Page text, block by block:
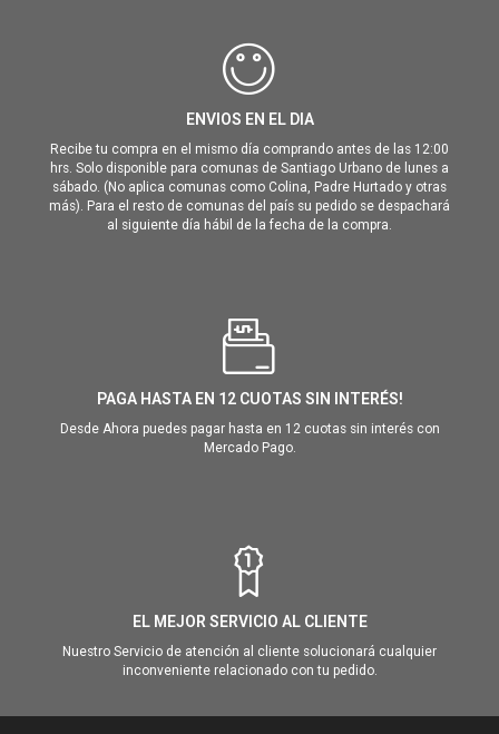
ENVIOS EN EL DIA
Recibe tu compra en el mismo día comprando antes de las 12:00
hrs. Solo disponible para comunas de Santiago Urbano de lunes a
sábado. (No aplica comunas como Colina, Padre Hurtado y otras
más). Para el resto de comunas del país su pedido se despachará
al siguiente día hábil de la fecha de la compra.
PAGA HASTA EN 12 CUOTAS SIN INTERÉS!
Desde Ahora puedes pagar hasta en 12 cuotas sin interés con
Mercado Pago.
EL MEJOR SERVICIO AL CLIENTE
Nuestro Servicio de atención al cliente solucionará cualquier
inconveniente relacionado con tu pedido.